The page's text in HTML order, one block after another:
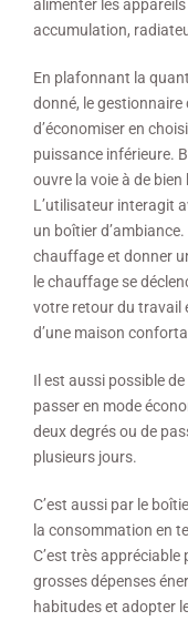
alimenter les
accumulation,
En plafonnant la
donné, le gestionnaire
d’économiser en
puissance inférieure.
ouvre la voie à de bien
L’utilisateur interagit
un boîtier
chauffage et donner
le chauffage se
votre retour du travail
d’une maison
Il est aussi possible
passer en mode
deux degrés ou de
plusieurs jours.
C’est aussi par le
la consommation en
C’est très
grosses dépenses
habitudes et adopter